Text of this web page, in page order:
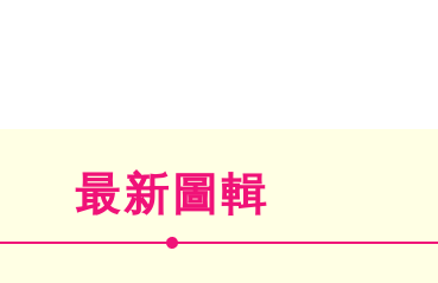
最新圖輯